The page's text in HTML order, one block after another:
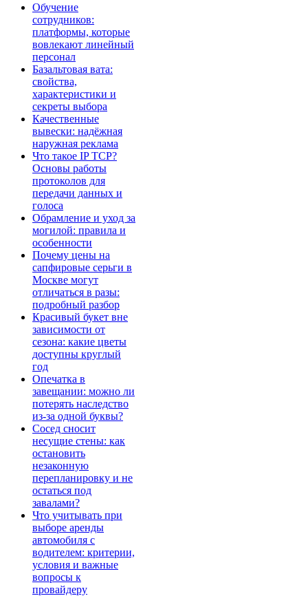
Обучение
сотрудников:
платформы, которые
вовлекают линейный
персонал
Базальтовая вата:
свойства,
характеристики и
секреты выбора
Качественные
вывески: надёжная
наружная реклама
Что такое IP TCP?
Основы работы
протоколов для
передачи данных и
голоса
Обрамление и уход за
могилой: правила и
особенности
Почему цены на
сапфировые серьги в
Москве могут
отличаться в разы:
подробный разбор
Красивый букет вне
зависимости от
сезона: какие цветы
доступны круглый
год
Опечатка в
завещании: можно ли
потерять наследство
из-за одной буквы?
Сосед сносит
несущие стены: как
остановить
незаконную
перепланировку и не
остаться под
завалами?
Что учитывать при
выборе аренды
автомобиля с
водителем: критерии,
условия и важные
вопросы к
провайдеру